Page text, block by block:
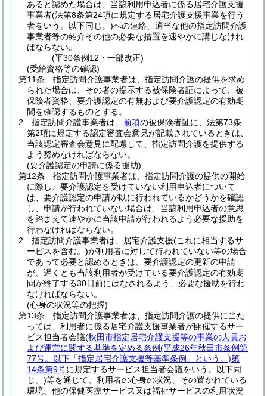
あると認めた場合は、当該利用申込者に係る居宅介護支援
事業者(法第8条第24項に規定する居宅介護支援事業を行う
者をいう。以下同じ。)への連絡、適当な他の指定訪問介護
事業者等の紹介その他の必要な措置を速やかに講じなけれ
ばならない。
(平30条例12・一部改正)
(受給資格等の確認)
第11条
指定訪問介護事業者は、指定訪問介護の提供を求め
られた場合は、その者の提示する被保険者証によって、被
保険者資格、要介護認定の有無および要介護認定の有効期
間を確認するものとする。
2
指定訪問介護事業者は、 前項の被保険者証に、法第73条
第2項に規定する認定審査会意見が記載されているときは、
当該認定審査会意見に配慮して、指定訪問介護を提供する
よう努めなければならない。
(要介護認定の申請に係る援助)
第12条
指定訪問介護事業者は、指定訪問介護の提供の開始
に際し、要介護認定を受けていない利用申込者について
は、要介護認定の申請が既に行われているかどうかを確認
し、申請が行われていない場合は、当該利用申込者の意思
を踏まえて速やかに当該申請が行われるよう必要な援助を
行わなければならない。
2
指定訪問介護事業者は、居宅介護支援(これに相当するサ
ービスを含む。)が利用者に対して行われていない等の場合
であって必要と認めるときは、要介護認定の更新の申請
が、遅くとも当該利用者が受けている要介護認定の有効期
間が終了する30日前にはなされるよう、必要な援助を行わ
なければならない。
(心身の状況等の把握)
第13条
指定訪問介護事業者は、指定訪問介護の提供に当た
っては、利用者に係る居宅介護支援事業者が開催するサー
ビス担当者会議(秋田市指定居宅介護支援等の事業の人員お
よび運営に関する基準を定める条例(平成26年秋田市条例第
77号。以下「指定居宅介護支援等基準条例」という。)第
14条第9号に規定するサービス担当者会議をいう。以下同
じ。)等を通じて、利用者の心身の状況、その置かれている
環境、他の保健医療サービス又は福祉サービスの利用状況